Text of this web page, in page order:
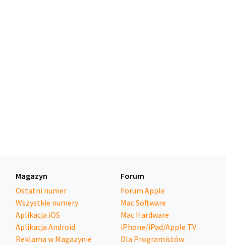
Magazyn
Ostatni numer
Wszystkie numery
Aplikacja iOS
Aplikacja Android
Reklama w Magazynie
Forum
Forum Apple
Mac Software
Mac Hardware
iPhone/iPad/Apple TV
Dla Programistów